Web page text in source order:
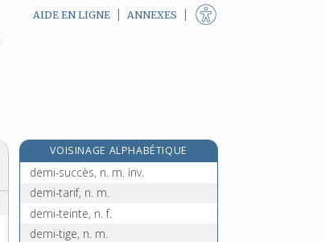
AIDE EN LIGNE ANNEXES
VOISINAGE ALPHABÉTIQUE
démissionner, v. intr. et tr.
demi-succès, n. m. inv.
demi-tarif, n. m.
demi-teinte, n. f.
demi-tige, n. m.